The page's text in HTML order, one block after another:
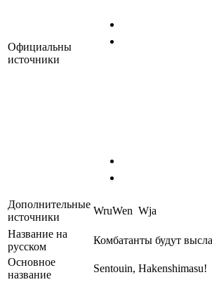
Официальны
источники
Дополнительные
источники
WruWen Wja
Название на
русском
Комбатанты будут
Основное
название
Sentouin, Hakenshimasu!